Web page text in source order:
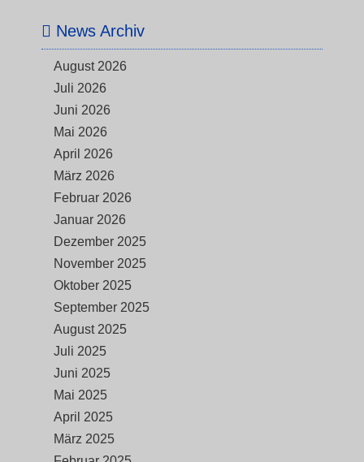
News Archiv
August 2026
Juli 2026
Juni 2026
Mai 2026
April 2026
März 2026
Februar 2026
Januar 2026
Dezember 2025
November 2025
Oktober 2025
September 2025
August 2025
Juli 2025
Juni 2025
Mai 2025
April 2025
März 2025